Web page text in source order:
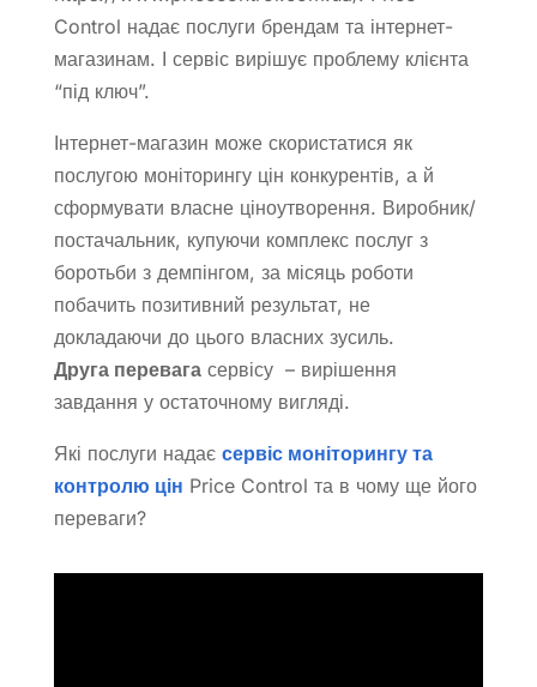
Control надає послуги брендам та інтернет-
магазинам. І сервіс вирішує проблему клієнта
“під ключ”.
Інтернет-магазин може скористатися як
послугою моніторингу цін конкурентів, а й
сформувати власне ціноутворення. Виробник/
постачальник, купуючи комплекс послуг з
боротьби з демпінгом, за місяць роботи
побачить позитивний результат, не
докладаючи до цього власних зусиль.
Друга перевагасервісу – вирішення
завдання у остаточному вигляді.
Які послуги надає сервіс моніторингу та
контролю цін Price Control та в чому ще його
переваги?